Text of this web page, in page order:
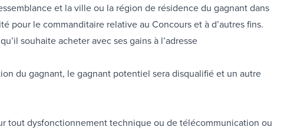
et la ville ou la région de résidence du gagnant dans
le commanditaire relative au Concours et à d’autres fins.
souhaite acheter avec ses gains à l’adresse
du gagnant, le gagnant potentiel sera disqualifié et un autre
tout dysfonctionnement technique ou de télécommunication ou